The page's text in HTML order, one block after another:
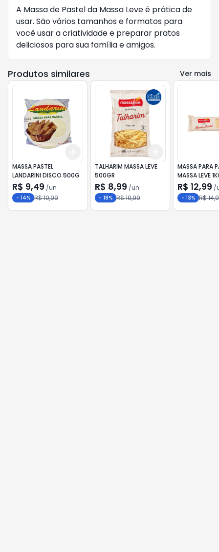
A Massa de Pastel da Massa Leve é prática de
usar. São vários tamanhos e formatos para
você usar a criatividade e preparar pratos
deliciosos para sua família e amigos.
Produtos similares Ver mais
+ 10
MASSA PASTEL
LANDARINI DISCO 500G
R$ 9,49 /un
- 14% R$ 10,99
Add
TALHARIM MASSA LEVE
500GR
R$ 8,99 /un
- 18% R$ 10,99
MASSA PARA
MASSA LEVE
R$ 12,99 /
- 13% R$